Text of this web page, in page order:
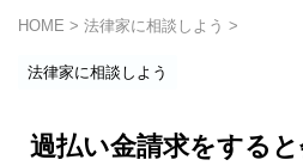
HOME > 法律家に相談しよう >
法律家に相談しよう
過払い金請求をする